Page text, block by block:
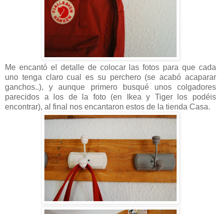
Me encantó el detalle de colocar las fotos para que cada
uno tenga claro cual es su perchero (se acabó acaparar
ganchos..), y aunque primero busqué unos colgadores
parecidos a los de la foto (en Ikea y Tiger los podéis
encontrar), al final nos encantaron estos de la tienda Casa.